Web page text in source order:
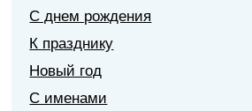
С днем рождения
К празднику
Новый год
С именами